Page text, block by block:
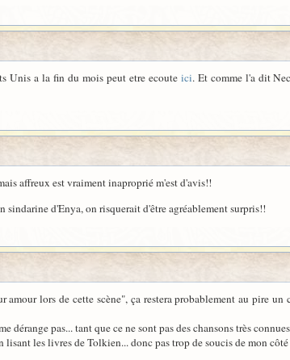
Unis a la fin du mois peut etre ecoute ici. Et comme l'a dit
affreux est vraiment inaproprié m'est d'avis!!
d'Enya, on risquerait d'être agréablement surpris!!
lors de cette scène", ça restera probablement au pire
pas... tant que ce ne sont pas des chansons très
les livres de Tolkien... donc pas trop de soucis de mon